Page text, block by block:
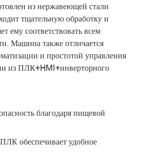
из нержавеющей стали
тщательную обработку и
ему соответствовать всем
Машина также отличается
и простотой управления
из ПЛК+HMI+инверторного
благодаря пищевой
обеспечивает удобное